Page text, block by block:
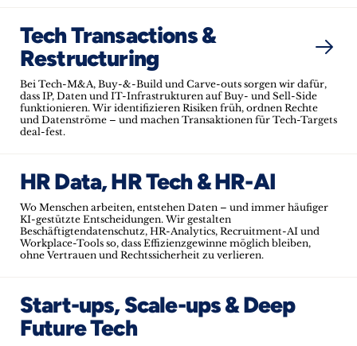
Tech Transactions &
Restructuring
Bei Tech-M&A, Buy-&-Build und Carve-outs sorgen wir dafür,
dass IP, Daten und IT-Infrastrukturen auf Buy- und Sell-Side
funktionieren. Wir identifizieren Risiken früh, ordnen Rechte
und Datenströme – und machen Transaktionen für Tech-Targets
deal-fest.
HR Data, HR Tech & HR-AI
Wo Menschen arbeiten, entstehen Daten – und immer häufiger
KI-gestützte Entscheidungen. Wir gestalten
Beschäftigtendatenschutz, HR-Analytics, Recruitment-AI und
Workplace-Tools so, dass Effizienzgewinne möglich bleiben,
ohne Vertrauen und Rechtssicherheit zu verlieren.
Start-ups, Scale-ups & Deep
Future Tech